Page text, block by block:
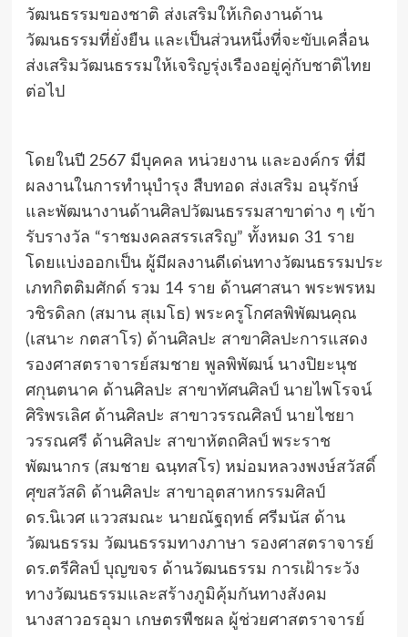
วัฒนธรรมของชาติ ส่งเสริมให้เกิดงานด้าน
วัฒนธรรมที่ยั่งยืน และเป็นส่วนหนึ่งที่จะขับเคลื่อน
ส่งเสริมวัฒนธรรมให้เจริญรุ่งเรืองอยู่คู่กับชาติไทย
ต่อไป
โดยในปี 2567 มีบุคคล หน่วยงาน และองค์กร ที่มี
ผลงานในการทำนุบำรุง สืบทอด ส่งเสริม อนุรักษ์
และพัฒนางานด้านศิลปวัฒนธรรมสาขาต่าง ๆ เข้า
รับรางวัล “ราชมงคลสรรเสริญ” ทั้งหมด 31 ราย
โดยแบ่งออกเป็น ผู้มีผลงานดีเด่นทางวัฒนธรรมประ
เภทกิตติมศักด์ รวม 14 ราย ด้านศาสนา พระพรหม
วชิรดิลก (สมาน สุเมโธ) พระครูโกศลพิพัฒนคุณ
(เสนาะ กตสาโร) ด้านศิลปะ สาขาศิลปะการแสดง
รองศาสตราจารย์สมชาย พูลพิพัฒน์ นางปิยะนุช
ศกุนตนาค ด้านศิลปะ สาขาทัศนศิลป์ นายไพโรจน์
ศิริพรเลิศ ด้านศิลปะ สาขาวรรณศิลป์ นายไชยา
วรรณศรี ด้านศิลปะ สาขาหัตถศิลป์ พระราช
พัฒนากร (สมชาย ฉนฺทสโร) หม่อมหลวงพงษ์สวัสดิ์
ศุขสวัสดิ ด้านศิลปะ สาขาอุตสาหกรรมศิลป์
ดร.นิเวศ แววสมณะ นายณัฐฤทธ์ ศรีมนัส ด้าน
วัฒนธรรม วัฒนธรรมทางภาษา รองศาสตราจารย์
ดร.ตรีศิลป์ บุญขจร ด้านวัฒนธรรม การเฝ้าระวัง
ทางวัฒนธรรมและสร้างภูมิคุ้มกันทางสังคม
นางสาวอรอุมา เกษตรพืชผล ผู้ช่วยศาสตราจารย์